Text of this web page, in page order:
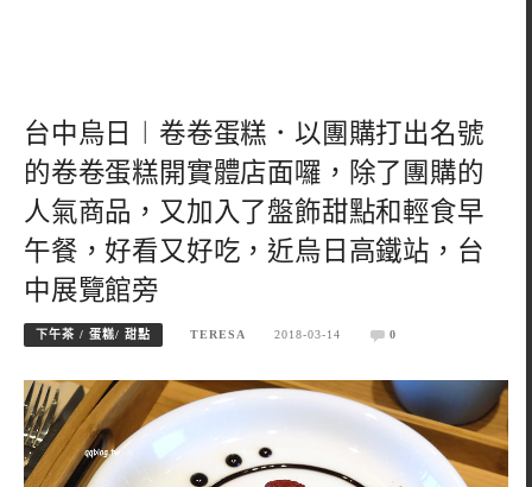
台中烏日︱卷卷蛋糕．以團購打出名號
的卷卷蛋糕開實體店面囉，除了團購的
人氣商品，又加入了盤飾甜點和輕食早
午餐，好看又好吃，近烏日高鐵站，台
中展覽館旁
下午茶 / 蛋糕/ 甜點 TERESA 2018-03-14 0